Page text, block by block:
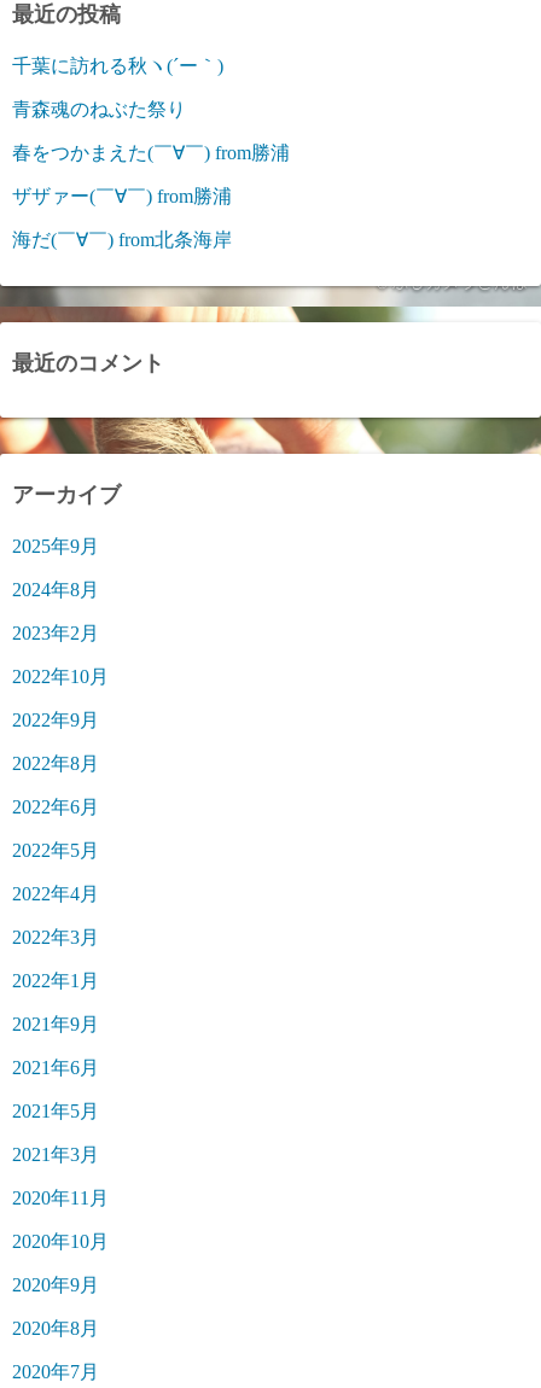
最近の投稿
千葉に訪れる秋ヽ(´ー｀)
青森魂のねぶた祭り
春をつかまえた(￣∀￣) from勝浦
ザザァー(￣∀￣) from勝浦
海だ(￣∀￣) from北条海岸
最近のコメント
アーカイブ
2025年9月
2024年8月
2023年2月
2022年10月
2022年9月
2022年8月
2022年6月
2022年5月
2022年4月
2022年3月
2022年1月
2021年9月
2021年6月
2021年5月
2021年3月
2020年11月
2020年10月
2020年9月
2020年8月
2020年7月